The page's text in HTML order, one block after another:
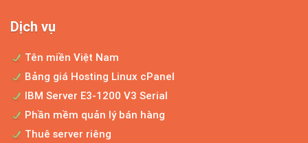
Nhận định của Bill Gate về kinh doanh online
Bill Gate đã nói "TRONG VÒNG 5-10 NĂM
NỮA NẾU BẠN KHÔNG KINH DOANH...
Dịch vụ
Tên miền Việt Nam
Bảng giá Hosting Linux cPanel
IBM Server E3-1200 V3 Serial
Phần mềm quản lý bán hàng
Thuê server riêng